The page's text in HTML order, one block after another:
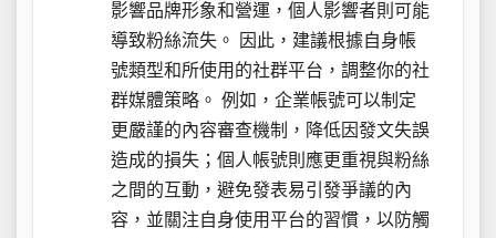
影響品牌形象和營運，個人影響者則可能
導致粉絲流失。 因此，建議根據自身帳
號類型和所使用的社群平台，調整你的社
群媒體策略。 例如，企業帳號可以制定
更嚴謹的內容審查機制，降低因發文失誤
造成的損失；個人帳號則應更重視與粉絲
之間的互動，避免發表易引發爭議的內
容，並關注自身使用平台的習慣，以防觸